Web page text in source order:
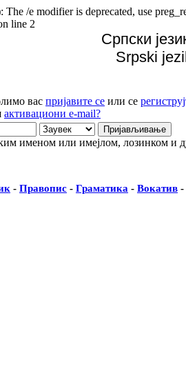
The /e modifier is deprecated, use
line 2
Српски
Srpski
вас пријавите се или се
активациони e-mail?
именом или имејлом, лозинком и
- Правопис - Граматика - Вокатив -